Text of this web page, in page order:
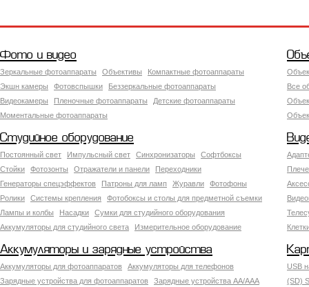
Фото и видео
Зеркальные фотоаппараты Объективы
Компактные фотоаппараты
Экшн камеры
Фотовспышки
Беззеркальные фотоаппараты
Видеокамеры
Пленочные фотоаппараты
Детские фотоаппараты
Моментальные фотоаппараты
Все
Студийное оборудование
Постоянный свет Импульсный свет Синхронизаторы
Софтбоксы
Стойки
Фотозонты Отражатели и панели
Переходники
Генераторы спецэффектов
Патроны для ламп Журавли
Фотофоны
Ролики
Системы крепления
Фотобоксы и столы для предметной съемки
Лампы и колбы
Насадки
Сумки для студийного оборудования
Аккумуляторы для студийного света
Измерительное оборудование
Аккумуляторы и зарядные устройства
Аккумуляторы для фотоаппаратов
Аккумуляторы для телефонов
Зарядные устройства для фотоаппаратов
Зарядные устройства AA/AAA
USB
(SD)